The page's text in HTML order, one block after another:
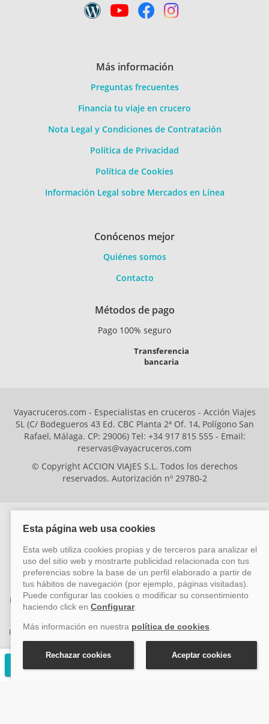
Más información
Preguntas frecuentes
Financia tu viaje en crucero
Nota Legal y Condiciones de Contratación
Política de Privacidad
Política de Cookies
Información Legal sobre Mercados en Línea
Conócenos mejor
Quiénes somos
Contacto
Métodos de pago
Pago 100% seguro
Transferencia
bancaria
Vayacruceros.com - Especialistas en cruceros - Acción Viajes
SL (C/ Bodegueros 43 Ed. CBC Planta 2ª Of. 14, Polígono San
Rafael, Málaga. CP: 29006) Tel: +34 917 815 555 - Email:
reservas@vayacruceros.com
© Copyright ACCION VIAJES S.L. Todos los derechos
reservados. Autorización nº 29780-2
ACCION VIAJES SL ha sido beneficiaria del Fondo Europeo de Desarrollo
Regional (FEDER), cuyo objetivo es mejorar la competitividad de las pymes
mediante el impulso de la innovación, el desarrollo tecnológico, la
investigación de calidad y el uso seguro y fiable del ciberespacio. Gracias a
esta financiación, la empresa ha puesto en marcha un Plan de Acción
promoviendo la innovación y la ciberseguridad. Para ello, ha contado con el
apoyo de los programas Pyme Innova y Pyme Cibersegura de la Cámara
de Comercio de Málaga. #EuropaSeSiente